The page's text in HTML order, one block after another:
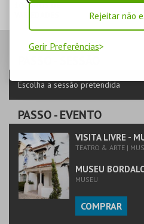
Rejeitar não
Gerir Preferências
100 ANOS DE
TEATRO
VARIEDADES
MAIS INFO
COMPRAR
Escolha a sessão pretendida
PASSO- EVENTO
VISITA LIVRE -
TEATRO & ARTE |
MUSEU
MUSEU
COMPRAR